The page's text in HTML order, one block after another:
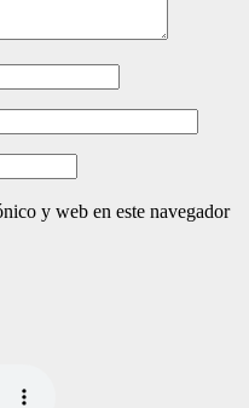
y web en este navegador